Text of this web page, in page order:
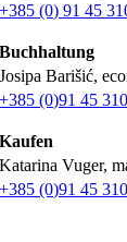
+385 (0) 91 45
Buchhaltung
Josipa Barišić,
+385 (0)91 45
Kaufen
Katarina Vuger,
+385 (0)91 45